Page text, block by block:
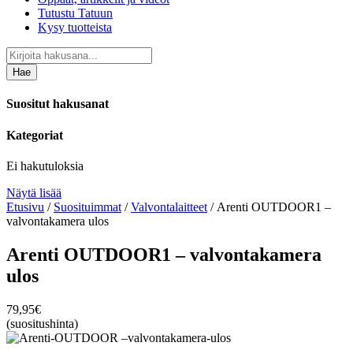
Tutustu Tatuun
Kysy tuotteista
Hae
Suositut hakusanat
Kategoriat
Ei hakutuloksia
Näytä lisää
Etusivu / Suosituimmat /Valvontalaitteet / Arenti OUTDOOR1 –
valvontakamera ulos
Arenti OUTDOOR1 – valvontakamera
ulos
79,95€
(suositushinta)